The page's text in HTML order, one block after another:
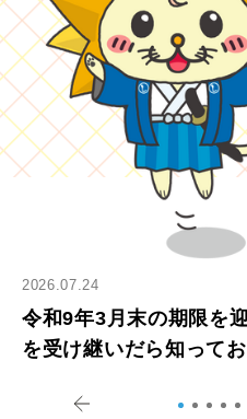
2026.07.24
令和9年3月末の期限を
を受け継いだら知って